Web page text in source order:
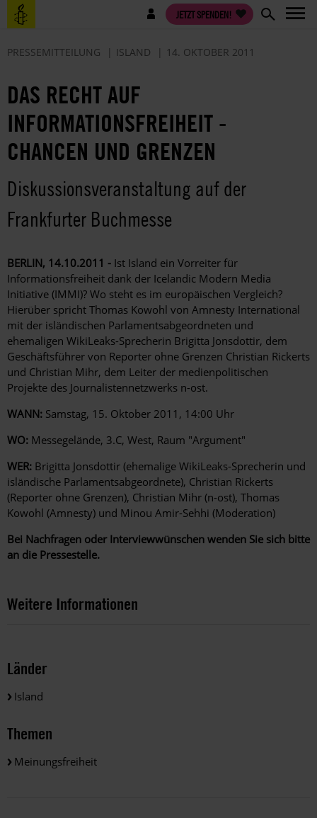
Direkt
zum
Benutzermenü JETZT SPENDEN!
PRESSEMITTEILUNG ISLAND 14. OKTOBER 2011
DAS RECHT AUF
INFORMATIONSFREIHEIT -
CHANCEN UND GRENZEN
Diskussionsveranstaltung auf der
Frankfurter Buchmesse
BERLIN, 14.10.2011 - Ist Island ein Vorreiter für
Informationsfreiheit dank der Icelandic Modern Media
Initiative (IMMI)? Wo steht es im europäischen Vergleich?
Hierüber spricht Thomas Kowohl von Amnesty International
mit der isländischen Parlamentsabgeordneten und
ehemaligen WikiLeaks-Sprecherin Brigitta Jonsdottir, dem
Geschäftsführer von Reporter ohne Grenzen Christian Rickerts
und Christian Mihr, dem Leiter der medienpolitischen
Projekte des Journalistennetzwerks n-ost.
WANN: Samstag, 15. Oktober 2011, 14:00 Uhr
WO: Messegelände, 3.C, West, Raum "Argument"
WER: Brigitta Jonsdottir (ehemalige WikiLeaks-Sprecherin und
isländische Parlamentsabgeordnete), Christian Rickerts
(Reporter ohne Grenzen), Christian Mihr (n-ost), Thomas
Kowohl (Amnesty) und Minou Amir-Sehhi (Moderation)
Bei Nachfragen oder Interviewwünschen wenden Sie sich bitte
an die Pressestelle.
Weitere Informationen
Länder
Island
Themen
Meinungsfreiheit